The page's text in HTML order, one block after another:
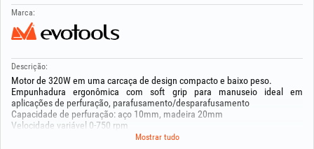
Marca:
Descrição:
Motor de 320W em uma carcaça de design compacto e baixo peso.
Empunhadura ergonômica com soft grip para manuseio ideal em
aplicações de perfuração, parafusamento/desparafusamento
Capacidade de perfuração: aço 10mm, madeira 20mm
Velocidade variável 0-750 rpm
Pré-seleção de torque: 16+1 posiçõesMostrar tudo